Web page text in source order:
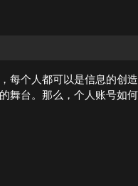
每个人都可以是信息的创
舞台。那么，个人账号如